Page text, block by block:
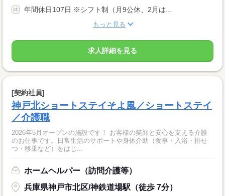
年間休日107日 ※シフト制（月9公休、2月は...
もっと見る
求人詳細を見る
[契約社員]
神戸北ショートステイそよ風／ショートステイ
／介護職
2026年5月オープンの施設です！ お客様の笑顔と安心を支える介護
のお仕事です。日常生活のサポートや身体介助（食事・入浴・排せ
つ・移乗など）をはじ...
ホームヘルパー（訪問介護等）
兵庫県神戸市北区/神鉄道場駅（徒歩 7分）